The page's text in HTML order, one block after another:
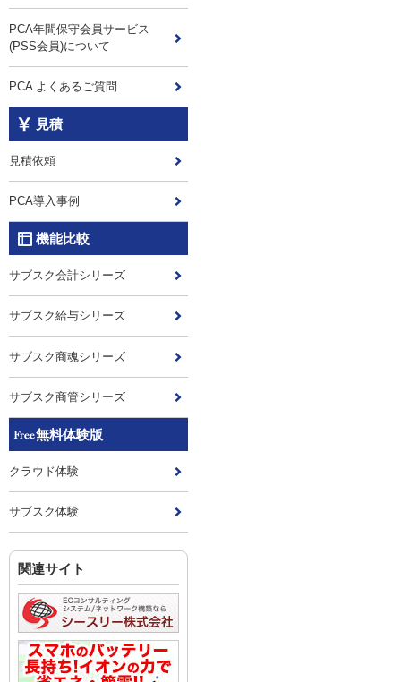
PCA年間保守会員サービス
(PSS会員)について
PCA よくあるご質問
見積
見積依頼
PCA導入事例
機能比較
サブスク会計シリーズ
サブスク給与シリーズ
サブスク商魂シリーズ
サブスク商管シリーズ
無料体験版
クラウド体験
サブスク体験
関連サイト